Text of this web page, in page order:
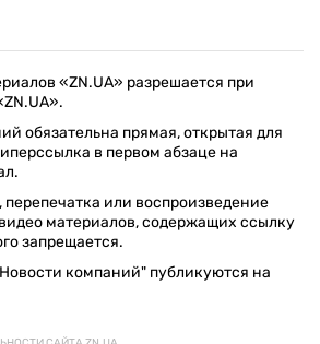
«ZN.UA» разрешается при
обязательна прямая, открытая для
в первом абзаце на
или воспроизведение
материалов, содержащих ссылку
запрещается.
компаний" публикуются на